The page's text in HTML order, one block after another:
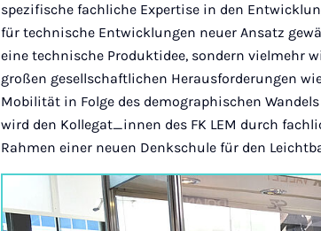
spezifische fachliche Expertise in den
für technische Entwicklungen neuer Ansatz
eine technische Produktidee, sondern vielmehr
großen gesellschaftlichen Herausforderungen
Mobilität in Folge des demographischen
wird den Kollegat_innen des FK LEM durch
Rahmen einer neuen Denkschule für den